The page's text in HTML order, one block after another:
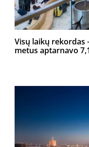
Visų laikų rekordas
metus aptarnavo